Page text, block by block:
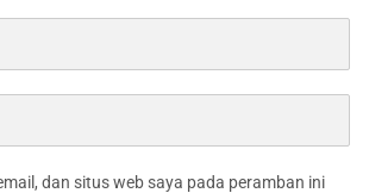
dan situs web saya pada peramban ini